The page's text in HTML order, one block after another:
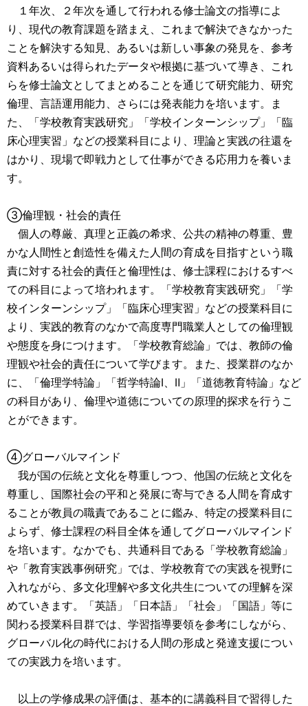
１年次、２年次を通して行われる修士論文の指導によ
り、現代の教育課題を踏まえ、これまで解決できなかった
ことを解決する知見、あるいは新しい事象の発見を、参考
資料あるいは得られたデータや根拠に基づいて導き、これ
らを修士論文としてまとめることを通じて研究能力、研究
倫理、言語運用能力、さらには発表能力を培います。ま
た、「学校教育実践研究」「学校インターンシップ」「臨
床心理実習」などの授業科目により、理論と実践の往還を
はかり、現場で即戦力として仕事ができる応用力を養いま
す。
③倫理観・社会的責任
個人の尊厳、真理と正義の希求、公共の精神の尊重、豊
かな人間性と創造性を備えた人間の育成を目指すという職
責に対する社会的責任と倫理性は、修士課程におけるすべ
ての科目によって培われます。「学校教育実践研究」「学
校インターンシップ」「臨床心理実習」などの授業科目に
より、実践的教育のなかで高度専門職業人としての倫理観
や態度を身につけます。「学校教育総論」では、教師の倫
理観や社会的責任について学びます。また、授業群のなか
に、「倫理学特論」「哲学特論Ⅰ、Ⅱ」「道徳教育特論」など
の科目があり、倫理や道徳についての原理的探求を行うこ
とができます。
④グローバルマインド
我が国の伝統と文化を尊重しつつ、他国の伝統と文化を
尊重し、国際社会の平和と発展に寄与できる人間を育成す
ることが教員の職責であることに鑑み、特定の授業科目に
よらず、修士課程の科目全体を通してグローバルマインド
を培います。なかでも、共通科目である「学校教育総論」
や「教育実践事例研究」では、学校教育での実践を視野に
入れながら、多文化理解や多文化共生についての理解を深
めていきます。「英語」「日本語」「社会」「国語」等に
関わる授業科目群では、学習指導要領を参考にしながら、
グローバル化の時代における人間の形成と発達支援につい
ての実践力を培います。
以上の学修成果の評価は、基本的に講義科目で習得した